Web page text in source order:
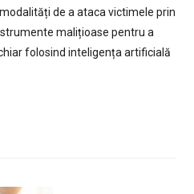
de a ataca victimele prin
malițioase pentru a
folosind inteligența artificială